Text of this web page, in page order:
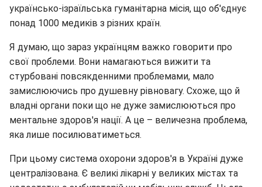
українсько-ізраїльська гуманітарна місія, що об'єднує
понад 1000 медиків з різних країн.
Я думаю, що зараз українцям важко говорити про
свої проблеми. Вони намагаються вижити та
стурбовані повсякденними проблемами, мало
замислюючись про душевну рівновагу. Схоже, що й
владні органи поки що не дуже замислюються про
ментальне здоров'я нації. А це – величезна проблема,
яка лише посилюватиметься.
При цьому система охорони здоров'я в Україні дуже
централізована. Є великі лікарні у великих містах та